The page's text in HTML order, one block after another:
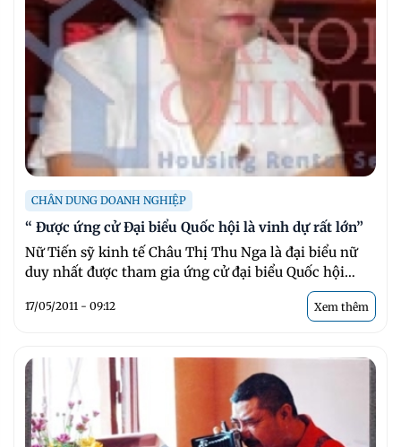
CHÂN DUNG DOANH NGHIỆP
“ Được ứng cử Đại biểu Quốc hội là vinh dự rất lớn”
Nữ Tiến sỹ kinh tế Châu Thị Thu Nga là đại biểu nữ
duy nhất được tham gia ứng cử đại biểu Quốc hội
17/05/2011 - 09:12 Xem thêm